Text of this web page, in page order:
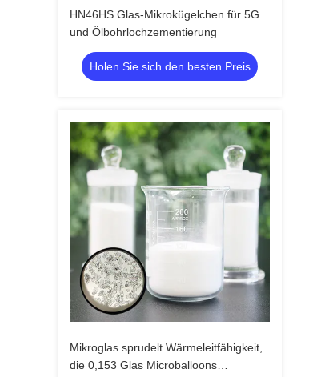
HN46HS Glas-Mikrokügelchen für 5G
und Ölbohrlochzementierung
Holen Sie sich den besten Preis
Mikroglas sprudelt Wärmeleitfähigkeit,
die 0,153 Glas Microballoons